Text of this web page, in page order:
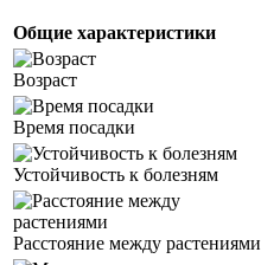
Общие характеристики
Возраст
Время посадки
Устойчивость к болезням
Расстояние между растениями